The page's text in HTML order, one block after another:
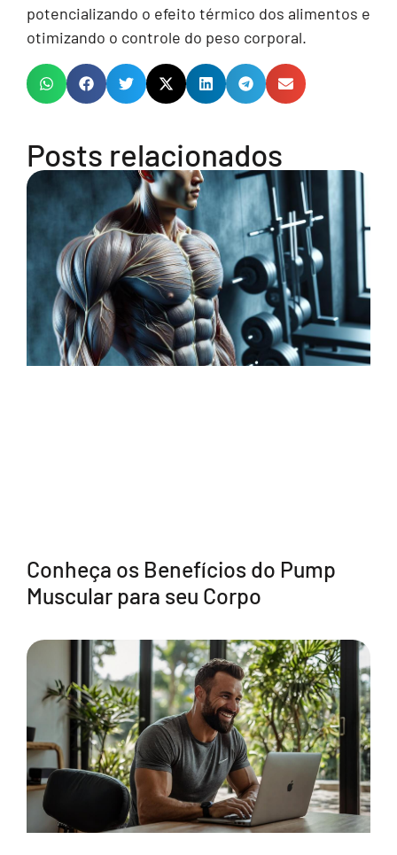
potencializando o efeito térmico dos alimentos e
otimizando o controle do peso corporal.
Posts relacionados
Conheça os Benefícios do Pump
Muscular para seu Corpo